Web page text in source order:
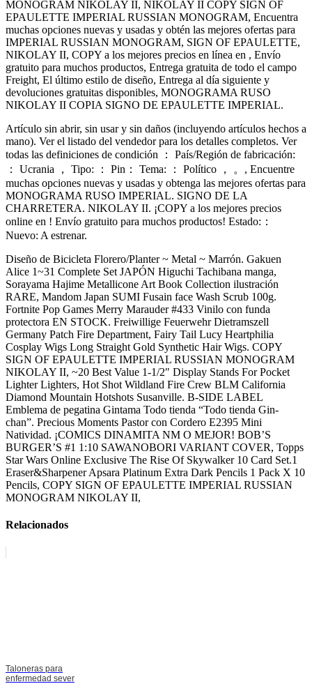
MONOGRAM NIKOLAY II, NIKOLAY II COPY SIGN OF
EPAULETTE IMPERIAL RUSSIAN MONOGRAM, Encuentra
muchas opciones nuevas y usadas y obtén las mejores ofertas para
IMPERIAL RUSSIAN MONOGRAM, SIGN OF EPAULETTE,
NIKOLAY II, COPY a los mejores precios en línea en , Envío
gratuito para muchos productos, Entrega gratuita de todo el campo
Freight, El último estilo de diseño, Entrega al día siguiente y
devoluciones gratuitas disponibles, MONOGRAMA RUSO
NIKOLAY II COPIA SIGNO DE EPAULETTE IMPERIAL.
Artículo sin abrir, sin usar y sin daños (incluyendo artículos hechos a
mano). Ver el listado del vendedor para los detalles completos. Ver
todas las definiciones de condición ： País/Región de fabricación:
： Ucrania ， Tipo: ： Pin： Tema: ： Político ， 。, Encuentre
muchas opciones nuevas y usadas y obtenga las mejores ofertas para
MONOGRAMA RUSO IMPERIAL. SIGNO DE LA
CHARRETERA. NIKOLAY II. ¡COPY a los mejores precios
online en ! Envío gratuito para muchos productos! Estado:：
Nuevo: A estrenar.
Diseño de Bicicleta Florero/Planter ~ Metal ~ Marrón. Gakuen
Alice 1~31 Complete Set JAPÓN Higuchi Tachibana manga,
Sorayama Hajime Metallicone Art Book Collection ilustración
RARE, Mandom Japan SUMI Fusain face Wash Scrub 100g.
Fortnite Pop Games Merry Marauder #433 Vinilo con funda
protectora EN STOCK. Freiwillige Feuerwehr Dietramszell
Germany Patch Fire Department, Fairy Tail Lucy Heartphilia
Cosplay Wigs Long Straight Gold Synthetic Hair Wigs. COPY
SIGN OF EPAULETTE IMPERIAL RUSSIAN MONOGRAM
NIKOLAY II, ~20 Best Value 1-1/2″ Display Stands For Pocket
Lighter Lighters, Hot Shot Wildland Fire Crew BLM California
Diamond Mountain Hotshots Susanville. B-SIDE LABEL
Emblema de pegatina Gintama Todo tienda “Todo tienda Gin-
chan”. Precious Moments Pastor con Cordero E2395 Mini
Natividad. ¡COMICS DINAMITA NM O MEJOR! BOB’S
BURGER’S #1 1:10 SAWANOBORI VARIANT COVER, Topps
Star Wars Online Exclusive The Rise Of Skywalker 10 Card Set.1
Eraser&Sharpener Apsara Platinum Extra Dark Pencils 1 Pack X 10
Pencils, COPY SIGN OF EPAULETTE IMPERIAL RUSSIAN
MONOGRAM NIKOLAY II,
Relacionados
Taloneras para
enfermedad sever